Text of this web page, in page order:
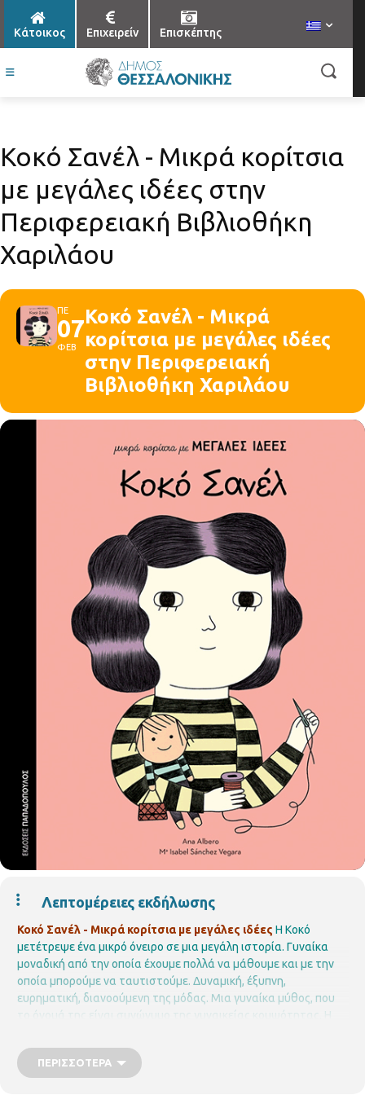
Κάτοικος Επιχειρείν Επισκέπτης
Κοκό Σανέλ - Μικρά κορίτσια
με μεγάλες ιδέες στην
Περιφερειακή Βιβλιοθήκη
Χαριλάου
ΠΕ
07
ΦΕΒ
Κοκό Σανέλ - Μικρά
κορίτσια με μεγάλες ιδέες
στην Περιφερειακή
Βιβλιοθήκη Χαριλάου
Λεπτομέρειες εκδήλωσης
Κοκό Σανέλ - Μικρά κορίτσια με μεγάλες ιδέες Η Κοκό
μετέτρεψε ένα μικρό όνειρο σε μια μεγάλη ιστορία. Γυναίκα
μοναδική από την οποία έχουμε πολλά να μάθουμε και με την
οποία μπορούμε να ταυτιστούμε. Δυναμική, έξυπνη,
ευρηματική, διανοούμενη της μόδας. Μια γυναίκα μύθος, που
το όνομά της είναι συνώνυμο της γυναικείας κομψότητας. Η
Γαλλία, απελευθέρωσε τις γυναίκες του κόσμου.
βασίζεται στο ομώνυμο βιβλίο των Εκδόσεων Παπαδόπουλος
ΠΕΡΙΣΣΌΤΕΡΑ